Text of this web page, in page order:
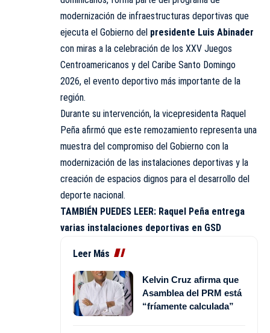
modernización de infraestructuras deportivas que
ejecuta el Gobierno del presidente Luis Abinader
con miras a la celebración de los XXV Juegos
Centroamericanos y del Caribe Santo Domingo
2026, el evento deportivo más importante de la
región.
Durante su intervención, la vicepresidenta Raquel
Peña afirmó que este remozamiento representa una
muestra del compromiso del Gobierno con la
modernización de las instalaciones deportivas y la
creación de espacios dignos para el desarrollo del
deporte nacional.
TAMBIÉN PUEDES LEER: Raquel Peña entrega
varias instalaciones deportivas en GSD
Leer Más
Kelvin Cruz afirma que
Asamblea del PRM está
“fríamente calculada”